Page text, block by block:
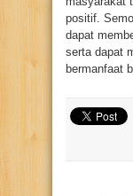
positif.
dapat
serta dapat
bermanfaat